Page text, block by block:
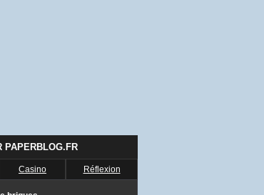
PAPERBLOG.FR
Casino Réflexion